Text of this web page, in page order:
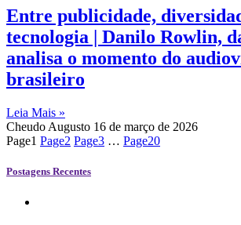
Entre publicidade,
tecnologia | Danilo Rowlin,
analisa o momento do
brasileiro
Leia Mais »
Cheudo Augusto 16 de março de 2026
Page1 Page2 Page3 … Page20
Postagens Recentes